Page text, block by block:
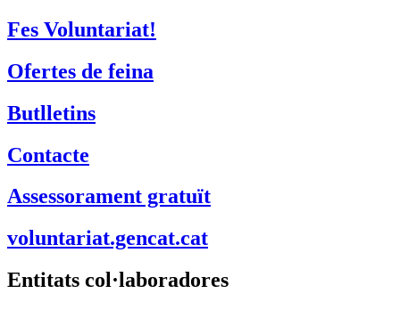
Fes Voluntariat!
Ofertes de feina
Butlletins
Contacte
Assessorament gratuït
voluntariat.gencat.cat
Entitats col·laboradores